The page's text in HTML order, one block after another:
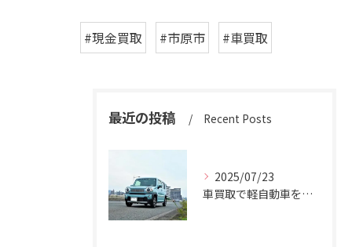
#現金買取 #市原市 #車買取
最近の投稿 Recent Posts
2025/07/23
車買取で軽自動車を千葉県市原市で高く売るための相場と査定ポイント